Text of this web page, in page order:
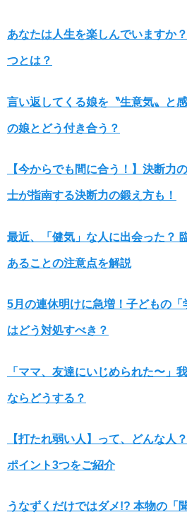
あなたは人生を楽しんでいますか
つとは？
言い返してくる娘を〝生意気〟と
の娘とどう付き合う？
【今からでも間に合う！】決断力
士が指南する決断力の鍛え方も！
最近、「健気」な人に出会った？
あることの注意点を解説
5月の連休明けに急増！子どもの
はどう対処すべき？
「ママ、友達にいじめられた〜」
ならどうする？
【打たれ弱い人】って、どんな人
ポイント3つをご紹介
うなずくだけではダメ!? 本物の「